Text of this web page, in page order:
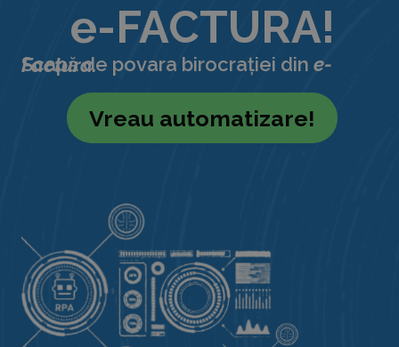
e-FACTURA!
Scapă de povara birocrației din
e-Factura.
Vreau automatizare!